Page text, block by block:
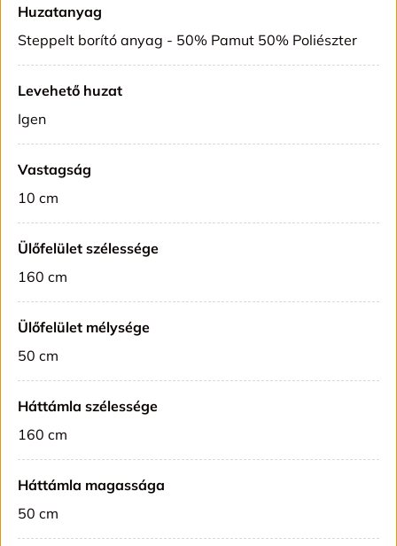
Huzatanyag
Steppelt borító anyag - 50% Pamut 50% Poliészter
Levehető huzat
Igen
Vastagság
10 cm
Ülőfelület szélessége
160 cm
Ülőfelület mélysége
50 cm
Háttámla szélessége
160 cm
Háttámla magassága
50 cm